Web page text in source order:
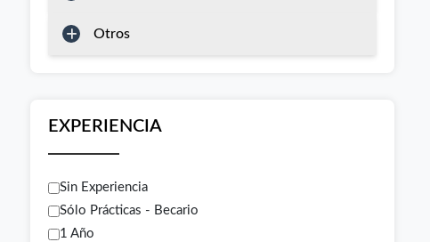
Otros
EXPERIENCIA
Sin Experiencia
Sólo Prácticas - Becario
1 Año